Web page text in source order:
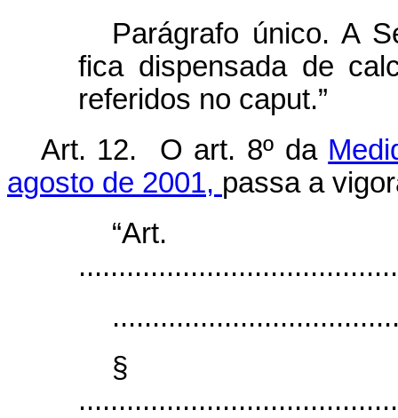
Parágrafo único. A
fica dispensada de
referidos no caput.”
Art. 12. O art. 8º da
agosto de 2001, passa a
§